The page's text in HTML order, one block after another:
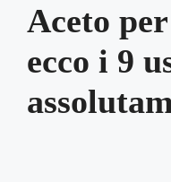
Aceto
ecco i 9